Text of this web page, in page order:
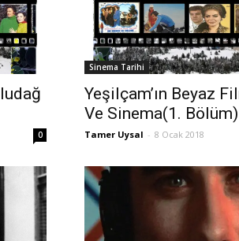
0
Sinema Tarihi
Yeşilçam’ın Beyaz
Ve Sinema(1. Bölüm)
Tamer Uysal - 8 Ocak 2018